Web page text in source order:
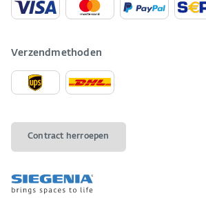
Verzendmethoden
Contract herroepen